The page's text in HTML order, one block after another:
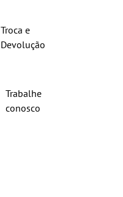
Troca e
Devolução
Trabalhe
conosco